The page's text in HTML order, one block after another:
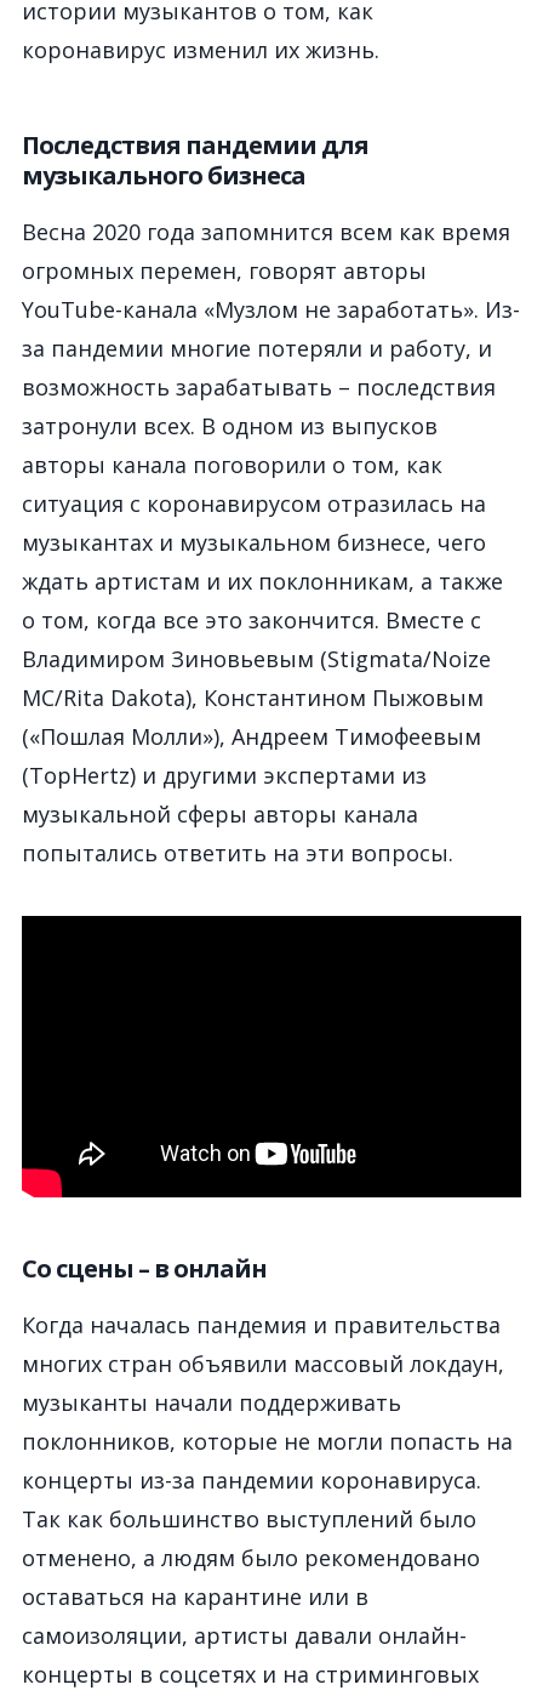
истории музыкантов о том, как
коронавирус изменил их жизнь.
Последствия пандемии для
музыкального бизнеса
Весна 2020 года запомнится всем как время
огромных перемен, говорят авторы
YouTube-канала «Музлом не заработать». Из-
за пандемии многие потеряли и работу, и
возможность зарабатывать – последствия
затронули всех. В одном из выпусков
авторы канала поговорили о том, как
ситуация с коронавирусом отразилась на
музыкантах и музыкальном бизнесе, чего
ждать артистам и их поклонникам, а также
о том, когда все это закончится. Вместе с
Владимиром Зиновьевым (Stigmata/Noize
MC/Rita Dakota), Константином Пыжовым
(«Пошлая Молли»), Андреем Тимофеевым
(TopHertz) и другими экспертами из
музыкальной сферы авторы канала
попытались ответить на эти вопросы.
Со сцены – в онлайн
Когда началась пандемия и правительства
многих стран объявили массовый локдаун,
музыканты начали поддерживать
поклонников, которые не могли попасть на
концерты из-за пандемии коронавируса.
Так как большинство выступлений было
отменено, а людям было рекомендовано
оставаться на карантине или в
самоизоляции, артисты давали онлайн-
концерты в соцсетях и на стриминговых